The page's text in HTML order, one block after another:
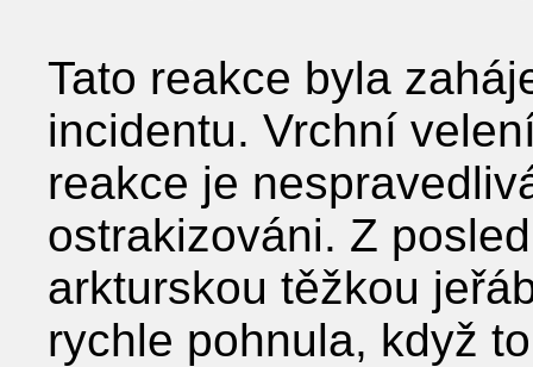
Tato reakce byla
incidentu. Vrchní
reakce je
ostrakizováni. Z
arkturskou těžkou
rychle pohnula, když